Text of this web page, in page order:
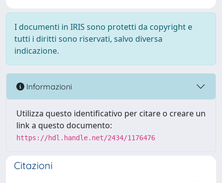
I documenti in IRIS sono protetti da copyright e
tutti i diritti sono riservati, salvo diversa
indicazione.
Informazioni
Utilizza questo identificativo per citare o creare un
link a questo documento:
https://hdl.handle.net/2434/1176476
Citazioni